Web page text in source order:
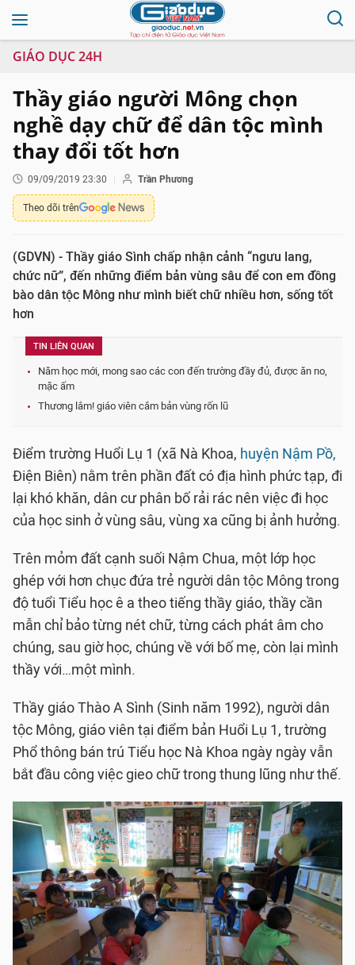
GIÁO DỤC 24H
Thầy giáo người Mông chọn
nghề dạy chữ để dân tộc mình
thay đổi tốt hơn
09/09/2019 23:30 Trần Phương
Theo dõi trên
(GDVN) - Thầy giáo Sình chấp nhận cảnh “ngưu lang,
chức nữ”, đến những điểm bản vùng sâu để con em đồng
bào dân tộc Mông như mình biết chữ nhiều hơn, sống tốt
hơn
TIN LIÊN QUAN
Năm học mới, mong sao các con đến trường đầy đủ, được ăn no,
mặc ấm
Thương lắm! giáo viên cắm bản vùng rốn lũ
Điểm trường Huổi Lụ 1 (xã Nà Khoa, huyện Nậm Pồ,
Điện Biên) nằm trên phần đất có địa hình phức tạp, đi
lại khó khăn, dân cư phân bố rải rác nên việc đi học
của học sinh ở vùng sâu, vùng xa cũng bị ảnh hưởng.
Trên mỏm đất cạnh suối Nậm Chua, một lớp học
ghép với hơn chục đứa trẻ người dân tộc Mông trong
độ tuổi Tiểu học ê a theo tiếng thầy giáo, thầy cần
mẫn chỉ bảo từng nét chữ, từng cách phát âm cho
chúng, sau giờ học, chúng về với bố mẹ, còn lại mình
thầy với…một mình.
Thầy giáo Thào A Sình (Sinh năm 1992), người dân
tộc Mông, giáo viên tại điểm bản Huổi Lụ 1, trường
Phổ thông bán trú Tiểu học Nà Khoa ngày ngày vẫn
bắt đầu công việc gieo chữ trong thung lũng như thế.